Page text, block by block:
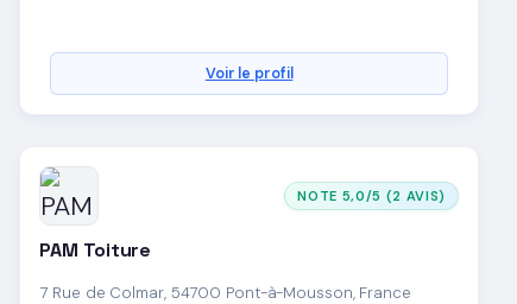
Voir le profil
NOTE 5,0/5 (2 AVIS)
PAM Toiture
7 Rue de Colmar, 54700 Pont-à-Mousson, France